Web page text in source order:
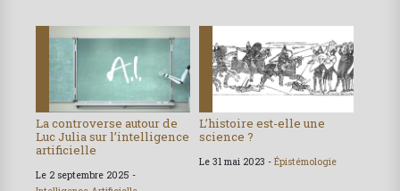
La controverse autour de
Luc Julia sur l’intelligence
artificielle
Le 2 septembre 2025 -
L’histoire est-elle une
science ?
Le 31 mai 2023 - Épistémologie